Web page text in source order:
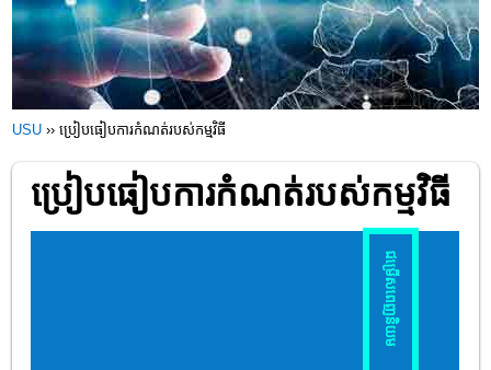
USU ››ប្រៀបធៀបការកំណត់របស់កម្មវិធី
ប្រៀបធៀបការកំណត់របស់កម្មវិធី
ជម្រើសពេញនិយម